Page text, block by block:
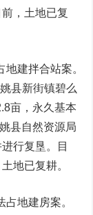
，土地已复
建拌合站案。
县新街镇碧么
亩，永久基本
县自然资源局
行复垦。目
地已复耕。
地建房案。